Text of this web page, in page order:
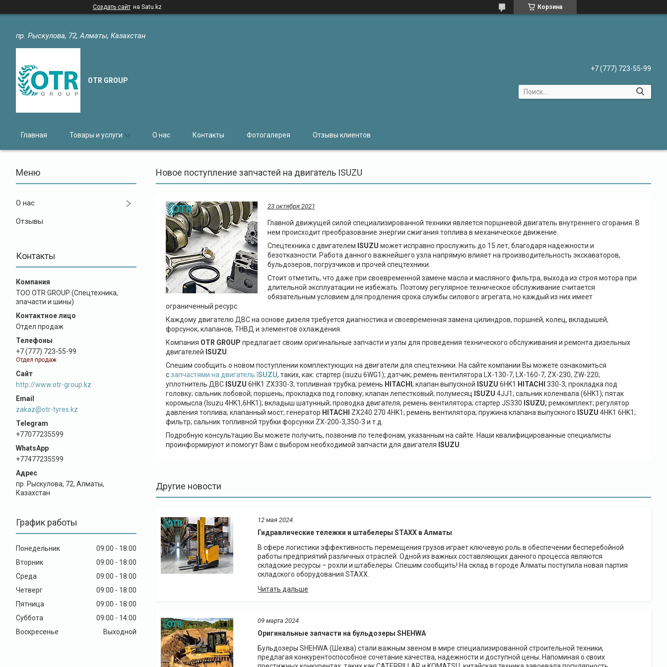
Создать сайт на Satu.kz Корзина
пр. Рыскулова, 72, Алматы, Казахстан
OTR GROUP
+7 (777) 723-55-99
Главная Товары и услуги О нас Контакты Фотогалерея Отзывы клиентов
О нас
Отзывы
Контакты
ТОО OTR GROUP (Спецтехника,
зпачасти и шины)
Отдел продаж
+7 (777) 723-55-99
Отдел продаж
http://www.otr-group.kz
zakaz@otr-tyres.kz
+77077235599
+77477235599
пр. Рыскулова, 72, Алматы,
Казахстан
График работы
Понедельник 09:00
18:00
Вторник
09:00
18:00
Среда
09:00
18:00
Четверг
09:00
18:00
Пятница
09:00
18:00
Суббота
09:00
14:00
Воскресенье
Выходной
Новое поступление запчастей на двигатель ISUZU
23 октября 2021
Главной движущей силой специализированной техники является поршневой двигатель внутреннего сгорания. В
нем происходит преобразование энергии сжигания топлива в механическое движение.
Спецтехника с двигателем ISUZU может исправно прослужить до 15 лет, благодаря надежности и
безотказности. Работа данного важнейшего узла напрямую влияет на производительность экскаваторов,
бульдозеров, погрузчиков и прочей спецтехники.
Стоит отметить, что даже при своевременной замене масла и масляного фильтра, выхода из строя мотора при
длительной эксплуатации не избежать. Поэтому регулярное техническое обслуживание считается
обязательным условием для продления срока службы силового агрегата, но каждый из них имеет
ограниченный ресурс.
Каждому двигателю ДВС на основе дизеля требуется диагностика и своевременная замена цилиндров, поршней, колец, вкладышей,
форсунок, клапанов, ТНВД и элементов охлаждения.
Компания OTR GROUP предлагает своим оригинальные запчасти и узлы для проведения технического обслуживания и ремонта дизельных
двигателей ISUZU
Спешим сообщить о новом поступлении комплектующих на двигатели для спецтехники. На сайте компании Вы можете ознакомиться
сзапчастями на двигатель I SUZU, таких, как: стартер (isuzu 6WG1); датчик; ремень вентилятора LX-130-7, LX-160-7, ZX-230, ZW-220;
уплотнитель ДВС ISUZU 6HK1 ZX330-3; топливная трубка; ремень HITACHI ; клапан выпускной ISUZU 6HK1 HITACHI 330-3; прокладка под
головку; сальник лобовой; поршень; прокладка под головку; клапан лепестковый; полумесяц ISUZU 4JJ1; сальник коленвала (6HK1); пятак
коромысла (Isuzu 4HK1,6HK1); вкладыш шатунный; проводка двигателя; ремень вентилятора; стартер JS330 ISUZU; ремкомплект; регулятор
давления топлива; клапанный мост; генератор HITACHI ZX240 270 4HK1; ремень вентилятора; пружина клапана выпускного ISUZU 4HK1 6HK1;
фильтр; сальник топливной трубки форсунки ZX-200-3,350-3 и т.д.
Подробную консультацию Вы можете получить, позвонив по телефонам, указанным на сайте. Наши квалифицированные специалисты
проинформируют и помогут Вам с выбором необходимой запчасти для двигателя ISUZU
Другие новости
12 мая 2024
Гидравлические тележки и штабелеры STAXX в Алматы
В сфере логистики эффективность перемещения грузов играет ключевую роль в обеспечении бесперебойной
работы предприятий различных отраслей. Одной из важных составляющих данного процесса являются
складские ресурсы – рохли и штабелеры. Спешим сообщить! На склад в городе Алматы поступила новая партия
складского оборудования STAXX.
09 марта 2024
Оригинальные запчасти на бульдозеры SHEHWA
Бульдозеры SHEHWA (Шехва) стали важным звеном в мире специализированной строительной техники,
предлагая конкурентоспособное сочетание качества, надежности и доступной цены. Напоминая о своих